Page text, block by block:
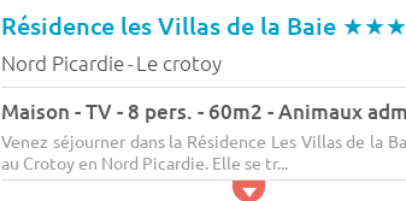
Résidence les Villas de la Baie ★★★
Nord Picardie- Le crotoy
Maison - TV - 8 pers. - 60m2 - Animaux
Venez séjourner dans la Résidence Les Villas de la
au Crotoy en Nord Picardie. Elle se tr...